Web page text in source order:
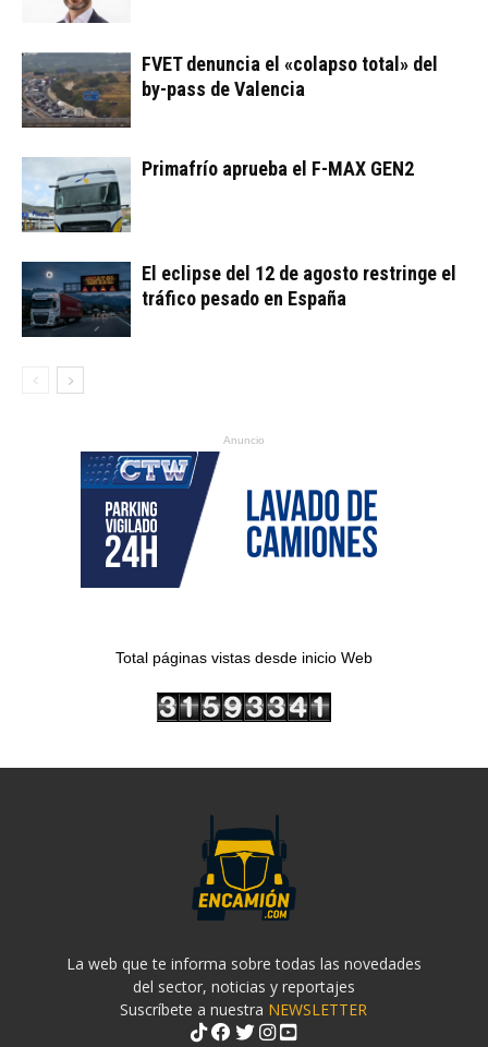
FVET denuncia el «colapso total» del
by-pass de Valencia
Primafrío aprueba el F-MAX GEN2
El eclipse del 12 de agosto restringe el
tráfico pesado en España
Anuncio
Total páginas vistas desde inicio Web
La web que te informa sobre todas las novedades
del sector, noticias y reportajes
Suscríbete a nuestra NEWSLETTER